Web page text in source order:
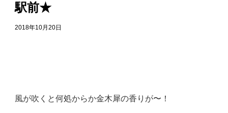
駅前★
2018年10月20日
風が吹くと何処からか金木犀の香りが〜！